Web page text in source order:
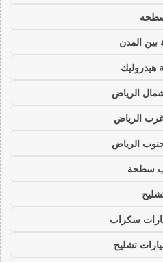
المدن
الرياض
الرياض
الرياض
سطحة
سكراب
تشليح